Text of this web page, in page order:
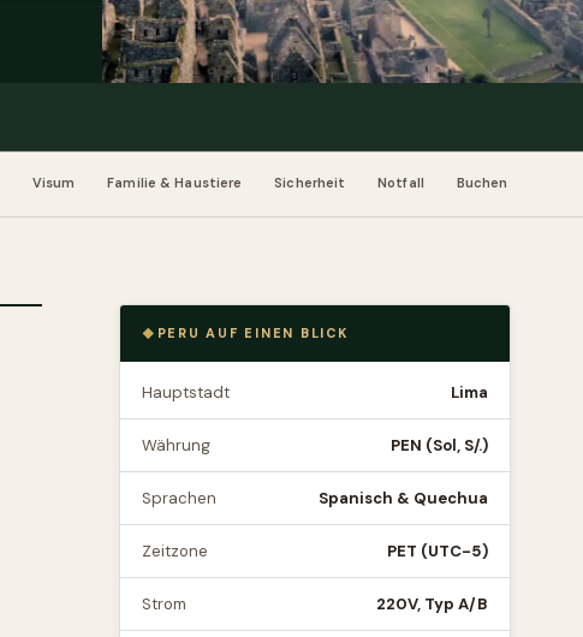
Visum Familie & Haustiere Sicherheit Notfall Buchen
PERU AUF EINEN BLICK
Hauptstadt Lima
Währung PEN (Sol, S/.)
Sprachen Spanisch & Quechua
Zeitzone PET (UTC-5)
Strom 220V, Typ A/B